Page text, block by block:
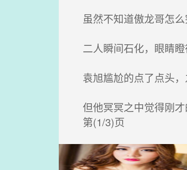
虽然不知道傲龙哥怎么
二人瞬间石化，眼睛瞪
袁旭尴尬的点了点头，
但他冥冥之中觉得刚才
第(1/3)页